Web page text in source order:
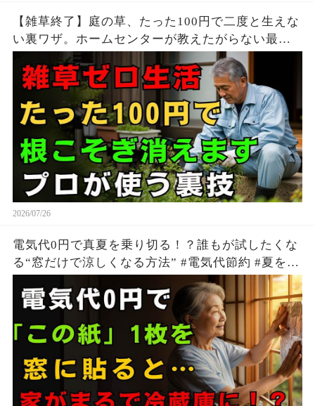
【雑草終了】庭の草、たった100円で二度と生えな
い裏ワザ。ホームセンターが教えたがらない最強
の天然除草剤の作り方 | 雑草対策 | 安全な除草方法
| シニア 園芸
2026/07/26
電気代0円で真夏を乗り切る！？誰もが試したくな
る“窓だけで涼しくなる方法” #電気代節約 #夏を快